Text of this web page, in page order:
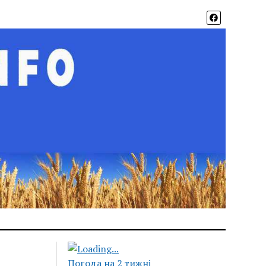
Погода на 2 тижні